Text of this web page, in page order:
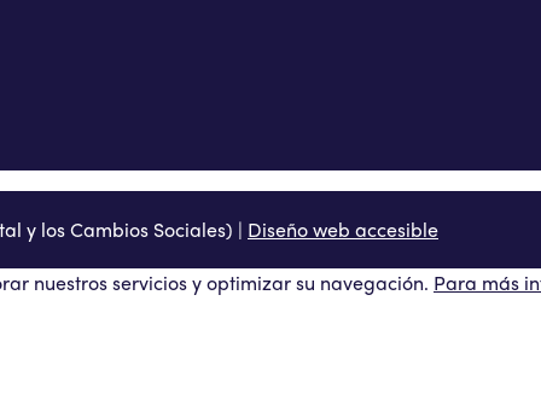
y los Cambios Sociales) | Diseño web accesible
nuestros servicios y optimizar su navegación. Para más